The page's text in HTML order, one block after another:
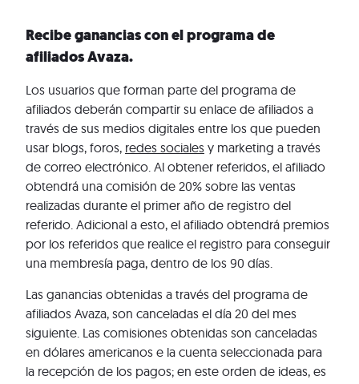
Recibe ganancias con el programa de
afiliados Avaza.
Los usuarios que forman parte del programa de
afiliados deberán compartir su enlace de afiliados a
través de sus medios digitales entre los que pueden
usar blogs, foros, redes sociales y marketing a través
de correo electrónico. Al obtener referidos, el afiliado
obtendrá una comisión de 20% sobre las ventas
realizadas durante el primer año de registro del
referido. Adicional a esto, el afiliado obtendrá premios
por los referidos que realice el registro para conseguir
una membresía paga, dentro de los 90 días.
Las ganancias obtenidas a través del programa de
afiliados Avaza, son canceladas el día 20 del mes
siguiente. Las comisiones obtenidas son canceladas
en dólares americanos e la cuenta seleccionada para
la recepción de los pagos; en este orden de ideas, es